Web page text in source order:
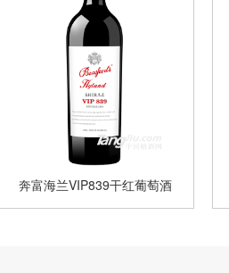
奔富海兰VIP839干红葡萄酒